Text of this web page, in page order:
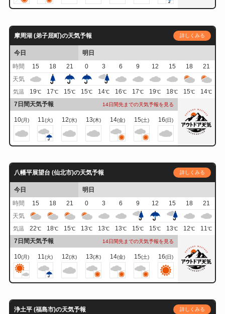
摩周湖 (弟子屈町)の天気予報 詳しくみる
今日
明日
時間
15 18 21 0 3 6 9 12 15 18
21
天気
気温 19℃ 17℃ 15℃ 15℃ 14℃ 16℃ 17℃ 19℃ 18℃ 15℃ 14℃
7日間天気予報 14日間先までの天気予報を見る
10(月) 11(火) 12(水) 13(木) 14(金) 15(土) 16(日)
八幡平展望台 (仙北市)の天気予報 詳しくみる
今日
明日
時間
15 18 21 0 3 6 9 12 15 18
21
天気
気温 22℃ 18℃ 15℃ 13℃ 13℃ 13℃ 15℃ 15℃ 13℃ 12℃ 11℃
7日間天気予報 14日間先までの天気予報を見る
10(月) 11(火) 12(水) 13(木) 14(金) 15(土) 16(日)
浄土平 (福島市)の天気予報 詳しくみる